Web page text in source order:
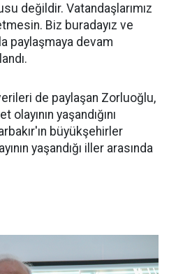
değildir. Vatandaşlarımız
Biz buradayız ve
paylaşmaya devam
de paylaşan Zorluoğlu,
yaşandığını
büyükşehirler
yaşandığı iller arasında